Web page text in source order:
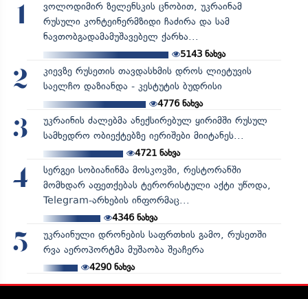
1
ვოლოდიმირ ზელენსკის ცნობით, უკრაინამ
რუსული კონტეინერმზიდი ჩაძირა და სამ
ნავთობგადამამუშავებელ ქარხა...
5143 ნახვა
2
კიევზე რუსეთის თავდასხმის დროს ლიეტუვის
საელჩო დაზიანდა - კესტუტის ბუდრისი
4776ნახვა
3
უკრაინის ძალებმა ანექსირებულ ყირიმში რუსულ
სამხედრო ობიექტებზე იერიშები მიიტანეს...
4721ნახვა
4
სერგეი სობიანინმა მოსკოვში, რესტორანში
მომხდარ აფეთქებას ტერორისტული აქტი უწოდა,
Telegram-არხების ინფორმაც...
4346ნახვა
5
უკრაინული დრონების საფრთხის გამო, რუსეთში
რვა აეროპორტმა მუშაობა შეაჩერა
4290ნახვა